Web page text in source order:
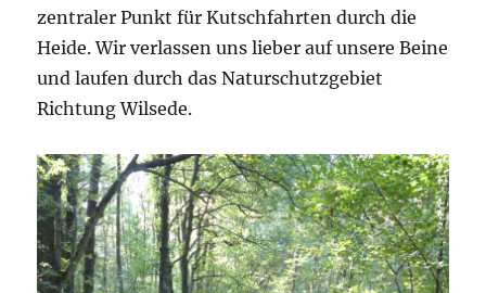
zentraler Punkt für Kutschfahrten durch die
Heide. Wir verlassen uns lieber auf unsere Beine
und laufen durch das Naturschutzgebiet
Richtung Wilsede.